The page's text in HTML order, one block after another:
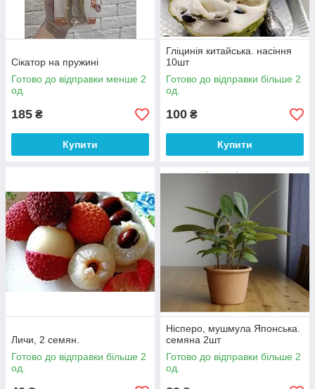
Сікатор на пружині
Готово до відправки менше 2
од.
185 ₴
Купити
Гліцинія китайська. насіння
10шт
Готово до відправки більше 2
од.
100 ₴
Купити
Личи, 2 семян.
Готово до відправки більше 2
од.
Нісперо, мушмула Японська.
семяна 2шт
Готово до відправки більше 2
од.